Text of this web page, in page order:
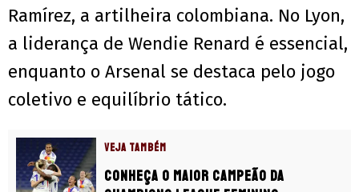
Ramírez, a artilheira colombiana. No Lyon,
a liderança de Wendie Renard é essencial,
enquanto o Arsenal se destaca pelo jogo
coletivo e equilíbrio tático.
VEJA TAMBÉM
Conheça o maior campeão da